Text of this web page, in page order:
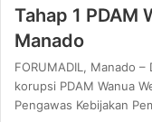
Tahap 1 PDAM
Manado
FORUMADIL, Manado
korupsi PDAM Wanua
Pengawas Kebijakan